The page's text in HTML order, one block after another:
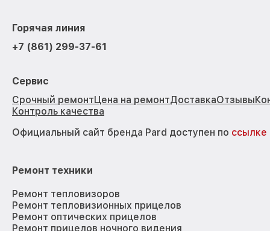
Горячая линия
+7 (861) 299-37-61
Сервис
Срочный ремонтЦена на ремонтДоставкаОтзывы
Контроль качества
Официальный сайт бренда Pard доступен по ссылке
Ремонт техники
Ремонт тепловизоров
Ремонт тепловизионных прицелов
Ремонт оптических прицелов
Ремонт прицелов ночного видения